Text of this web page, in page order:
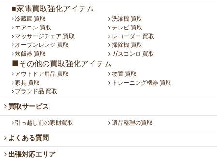
■家電買取強化アイテム
冷蔵庫 買取
洗濯機 買取
エアコン 買取
テレビ 買取
マッサージチェア 買取
レコーダー 買取
オーブンレンジ 買取
掃除機 買取
炊飯器 買取
ガスコンロ 買取
■その他の買取強化アイテム
アウトドア用品 買取
物置 買取
家具 買取
トレーニング機器 買取
ブランド品 買取
買取サービス
引っ越し前の家財買取 遺品整理の買取
よくある質問
出張対応エリア